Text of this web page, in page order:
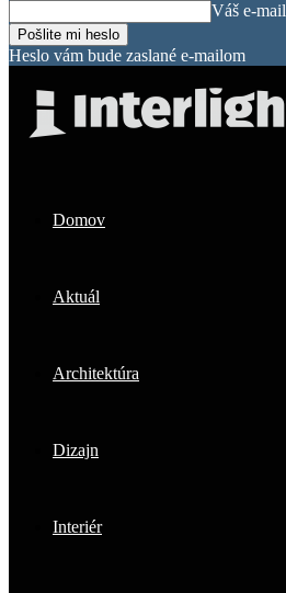
Váš e-mail
Heslo vám bude zaslané e-mailom
Domov
Aktuál
Architektúra
Dizajn
Interiér